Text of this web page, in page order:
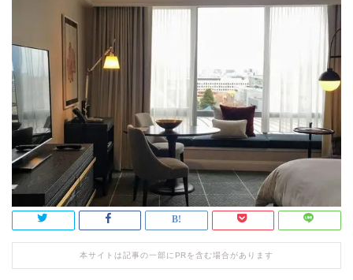
本サイトは記事の一部にPRを含む場合があります